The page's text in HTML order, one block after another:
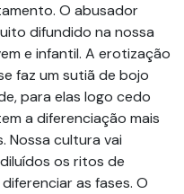
O abusador
difundido na nossa
e infantil. A erotização
faz um sutiã de bojo
para elas logo cedo
a diferenciação mais
Nossa cultura vai
os ritos de
as fases. O